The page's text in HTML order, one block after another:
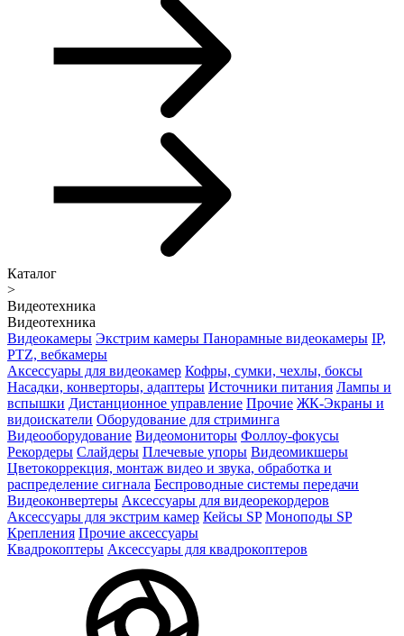
Каталог
>
Видеотехника
Видеотехника
Видеокамеры Экстрим камеры Панорамные видеокамеры IP,
PTZ, вебкамеры
Аксессуары для видеокамер Кофры, сумки, чехлы, боксы
Насадки, конверторы, адаптеры Источники питания Лампы и
вспышки Дистанционное управление Прочие ЖК-Экраны и
видоискатели Оборудование для стриминга
Видеооборудование Видеомониторы Фоллоу-фокусы
Рекордеры Слайдеры Плечевые упоры Видеомикшеры
Цветокоррекция, монтаж видео и звука, обработка и
распределение сигнала Беспроводные системы передачи
Видеоконвертеры Аксессуары для видеорекордеров
Аксессуары для экстрим камер Кейсы SP Моноподы SP
Крепления Прочие аксессуары
Квадрокоптеры Аксессуары для квадрокоптеров